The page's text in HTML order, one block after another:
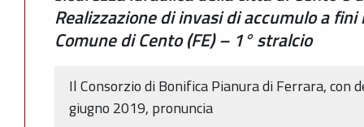
Realizzazione di invasi di accumulo a
Comune di Cento (FE) – 1° stralcio
Il Consorzio di Bonifica Pianura di Ferrara, con
giugno 2019, pronuncia